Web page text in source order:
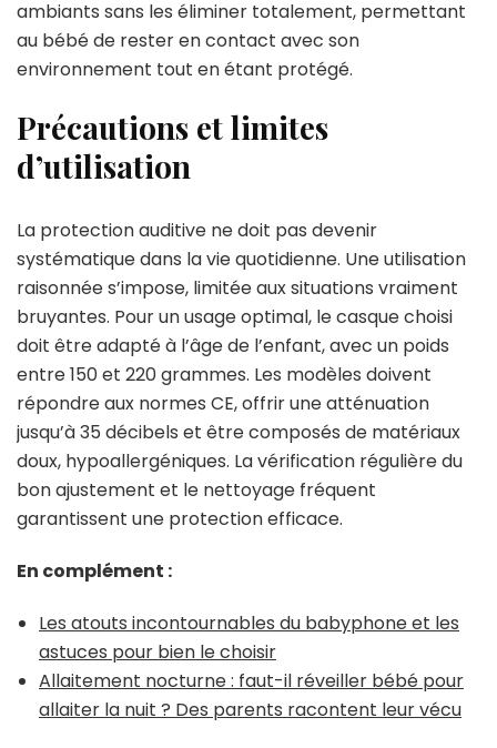
ambiants sans les éliminer totalement, permettant
au bébé de rester en contact avec son
environnement tout en étant protégé.
Précautions et limites
d’utilisation
La protection auditive ne doit pas devenir
systématique dans la vie quotidienne. Une utilisation
raisonnée s’impose, limitée aux situations vraiment
bruyantes. Pour un usage optimal, le casque choisi
doit être adapté à l’âge de l’enfant, avec un poids
entre 150 et 220 grammes. Les modèles doivent
répondre aux normes CE, offrir une atténuation
jusqu’à 35 décibels et être composés de matériaux
doux, hypoallergéniques. La vérification régulière du
bon ajustement et le nettoyage fréquent
garantissent une protection efficace.
En complément :
Les atouts incontournables du babyphone et les
astuces pour bien le choisir
Allaitement nocturne : faut-il réveiller bébé pour
allaiter la nuit ? Des parents racontent leur vécu